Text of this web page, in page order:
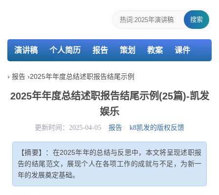
搜索
演讲稿 个人简历 报告 策划 教案 课件
检讨书
› 报告 ›2025年年度总结述职报告结尾示例
2025年年度总结述职报告结尾示例(25篇)-凯发
娱乐
更新时间：2025-04-05 报告 k8凯发的版权反馈
【摘要】：在2025年年的总结与反思中，本文将呈现述职报
告的结尾范文，展现个人在各项工作的成就与不足，为新一
年的发展奠定基础。